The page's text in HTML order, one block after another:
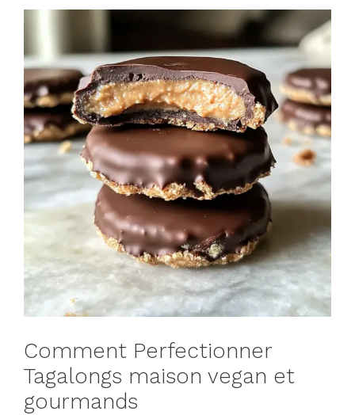
Comment Perfectionner
Tagalongs maison vegan et
gourmands